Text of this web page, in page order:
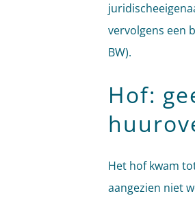
vervolgens een
BW).
Hof:
Het hof kwam
aangezien niet